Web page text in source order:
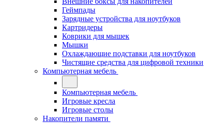
Геймпады
Зарядные устройства для ноутбуков
Картридеры
Коврики для мышек
Мышки
Охлаждающие подставки для ноутбуков
Чистящие средства для цифровой техники
Компьютерная мебель
Компьютерная мебель
Игровые кресла
Игровые столы
Накопители памяти